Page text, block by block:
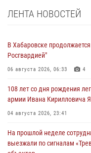
ЛЕНТА НОВОСТЕЙ
В Хабаровске
Росгвардией"
06 августа 2026, 06:33 4
108 лет со дня рождения
армии Ивана Кирилловича
04 августа 2026, 23:41
На прошлой неделе
выезжали по сигналам